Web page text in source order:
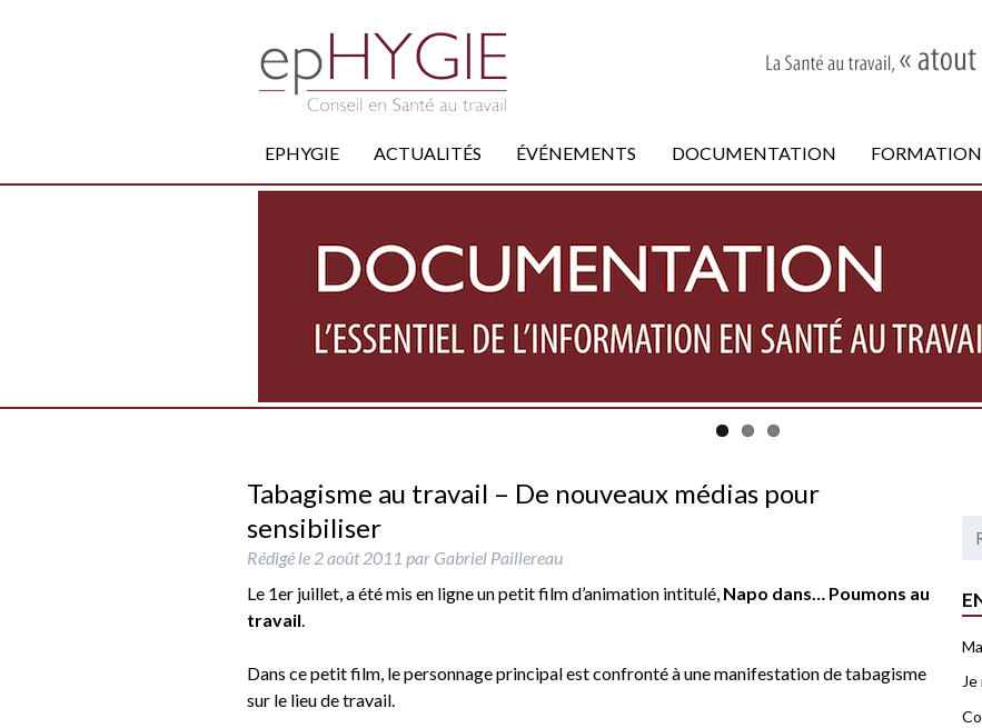
EPHYGIE ACTUALITÉS ÉVÉNEMENTS DOCUMENTATION FORMATION
Tabagisme au travail – De nouveaux médias pour
sensibiliser
Rédigé le 2 août 2011 par Gabriel Paillereau
Le 1er juillet, a été mis en ligne un petit film d’animation intitulé, Napo dans… Poumons au
travail.
Dans ce petit film, le personnage principal est confronté à une manifestation de tabagisme
sur le lieu de travail.
Je